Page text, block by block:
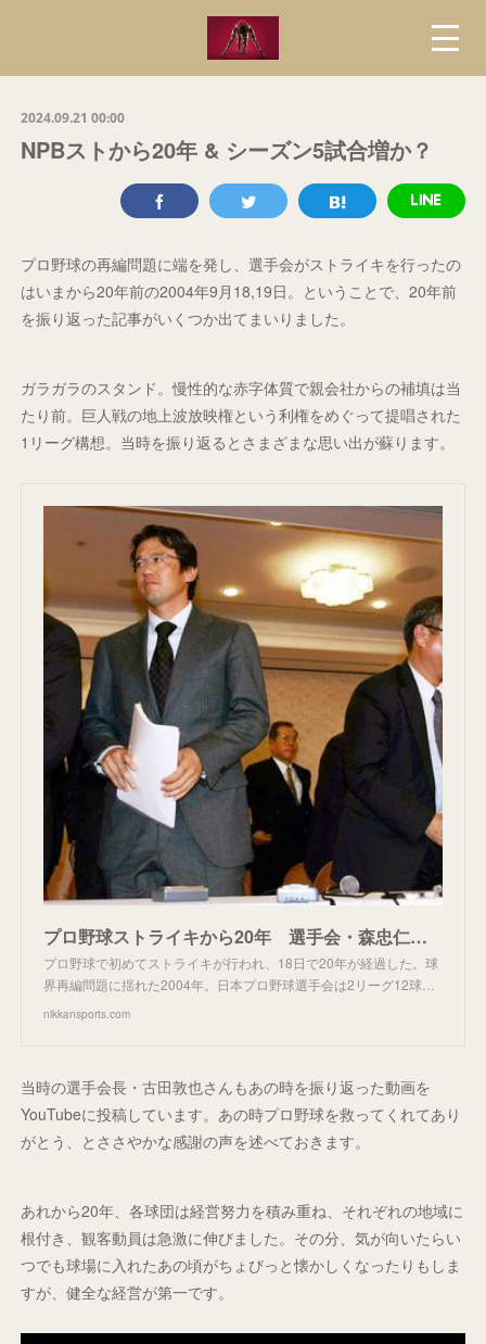
2024.09.21 00:00
NPBストから20年 & シーズン5試合増か？
プロ野球の再編問題に端を発し、選手会がストライキを行ったの
はいまから20年前の2004年9月18,19日。ということで、20年前
を振り返った記事がいくつか出てまいりました。
ガラガラのスタンド。慢性的な赤字体質で親会社からの補填は当
たり前。巨人戦の地上波放映権という利権をめぐって提唱された
1リーグ構想。当時を振り返るとさまざまな思い出が蘇ります。
プロ野球ストライキから20年 選手会・森忠仁事務局長「12球団維持できていて良かった」 - プロ野球 : 日刊スポーツ
プロ野球で初めてストライキが行われ、18日で20年が経過した。球
界再編問題に揺れた2004年。日本プロ野球選手会は2リーグ12球…
nikkansports.com
当時の選手会長・古田敦也さんもあの時を振り返った動画を
YouTubeに投稿しています。あの時プロ野球を救ってくれてあり
がとう、とささやかな感謝の声を述べておきます。
あれから20年、各球団は経営努力を積み重ね、それぞれの地域に
根付き、観客動員は急激に伸びました。その分、気が向いたらい
つでも球場に入れたあの頃がちょびっと懐かしくなったりもしま
すが、健全な経営が第一です。